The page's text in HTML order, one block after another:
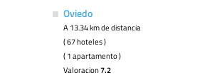
Oviedo
A 13.34 km de distancia
( 67 hoteles )
( 1 apartamento )
Valoracion7.2